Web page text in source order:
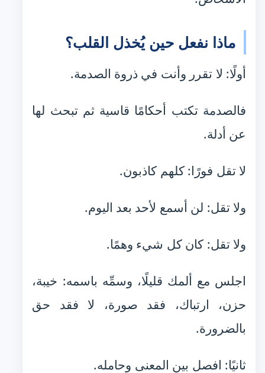
ماذا نفعل حين يُخذل القلب؟
أولًا: لا تقرر وأنت في ذروة الصدمة.
فالصدمة تكتب أحكامًا قاسية ثم تبحث لها
عن أدلة.
لا تقل فورًا: كلهم كاذبون.
ولا تقل: لن أسمع لأحد بعد اليوم.
ولا تقل: كان كل شيء وهمًا.
اجلس مع ألمك قليلًا، وسمِّه باسمه: خيبة،
حزن، ارتباك، فقد صورة، لا فقد حق
بالضرورة.
ثانيًا: افصل بين المعنى وحامله.